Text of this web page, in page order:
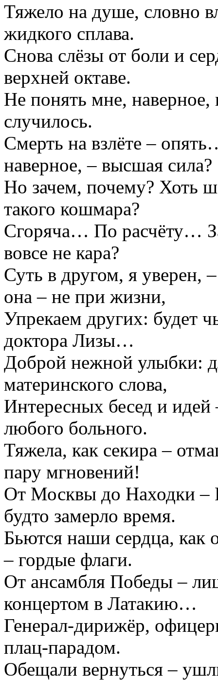
Тяжело на душе, словно
жидкого сплава.
Снова слёзы от боли и
верхней октаве.
Не понять мне, наверное,
случилось.
Смерть на взлёте –
наверное, – высшая сила?
Но зачем, почему? Хоть
такого кошмара?
Сгоряча… По расчёту…
вовсе не кара?
Суть в другом, я уверен,
она – не при жизни,
Упрекаем других: будет
доктора Лизы…
Доброй нежной улыбки:
материнского слова,
Интересных бесед и
любого больного.
Тяжела, как секира –
пару мгновений!
От Москвы до Находки –
будто замерло время.
Бьются наши сердца, как
– гордые флаги.
От ансамбля Победы –
концертом в Латакию…
Генерал-дирижёр,
плац-парадом.
Обещали вернуться –